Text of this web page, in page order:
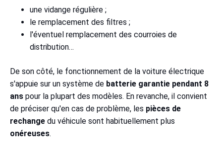
une vidange régulière ;
le remplacement des filtres ;
l'éventuel remplacement des courroies de
distribution…
De son côté, le fonctionnement de la voiture électrique
s'appuie sur un système de batterie garantie pendant 8
ans pour la plupart des modèles. En revanche, il convient
de préciser qu'en cas de problème, les pièces de
rechange du véhicule sont habituellement plus
onéreuses.